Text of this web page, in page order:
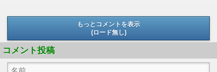
もっとコメントを表示
(ロード無し)
コメント投稿